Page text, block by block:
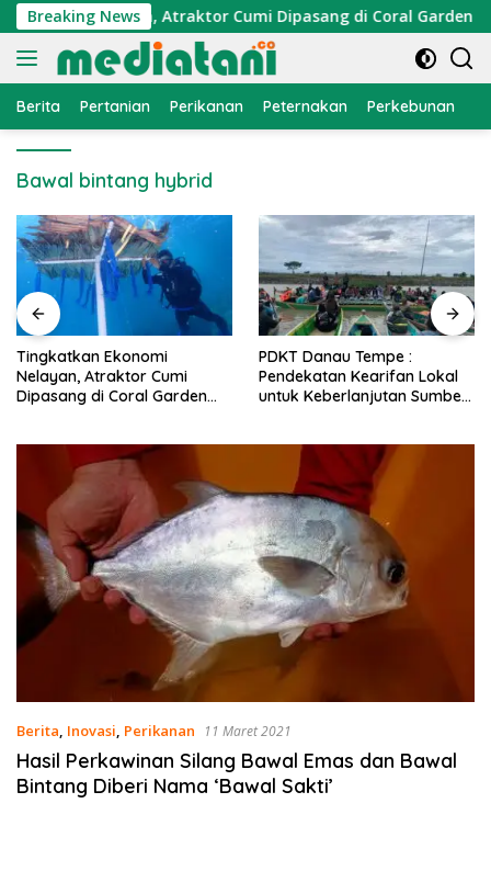
Langsung
ke
konten
Breaking News
Nelayan, Atraktor Cumi Dipasang di Coral Garden
Berita Pertanian Perikanan Peternakan Perkebunan
Bawal bintang hybrid
PDKT Danau Tempe :
Pendekatan Kearifan Lokal
untuk Keberlanjutan Sumber
Cara Mengatasi Penyakit
PMK pada Sapi Perah Secara
Alami dan Medis
Berita, Inovasi, Perikanan 11 Maret 2021
Hasil Perkawinan Silang Bawal Emas dan Bawal
Bintang Diberi Nama ‘Bawal Sakti’